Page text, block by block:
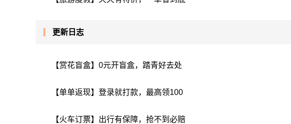
更新日志
【赏花盲盒】0元开盲盒，踏青好去处
【单单返现】登录就打款，最高领100
【火车订票】出行有保障，抢不到必赔